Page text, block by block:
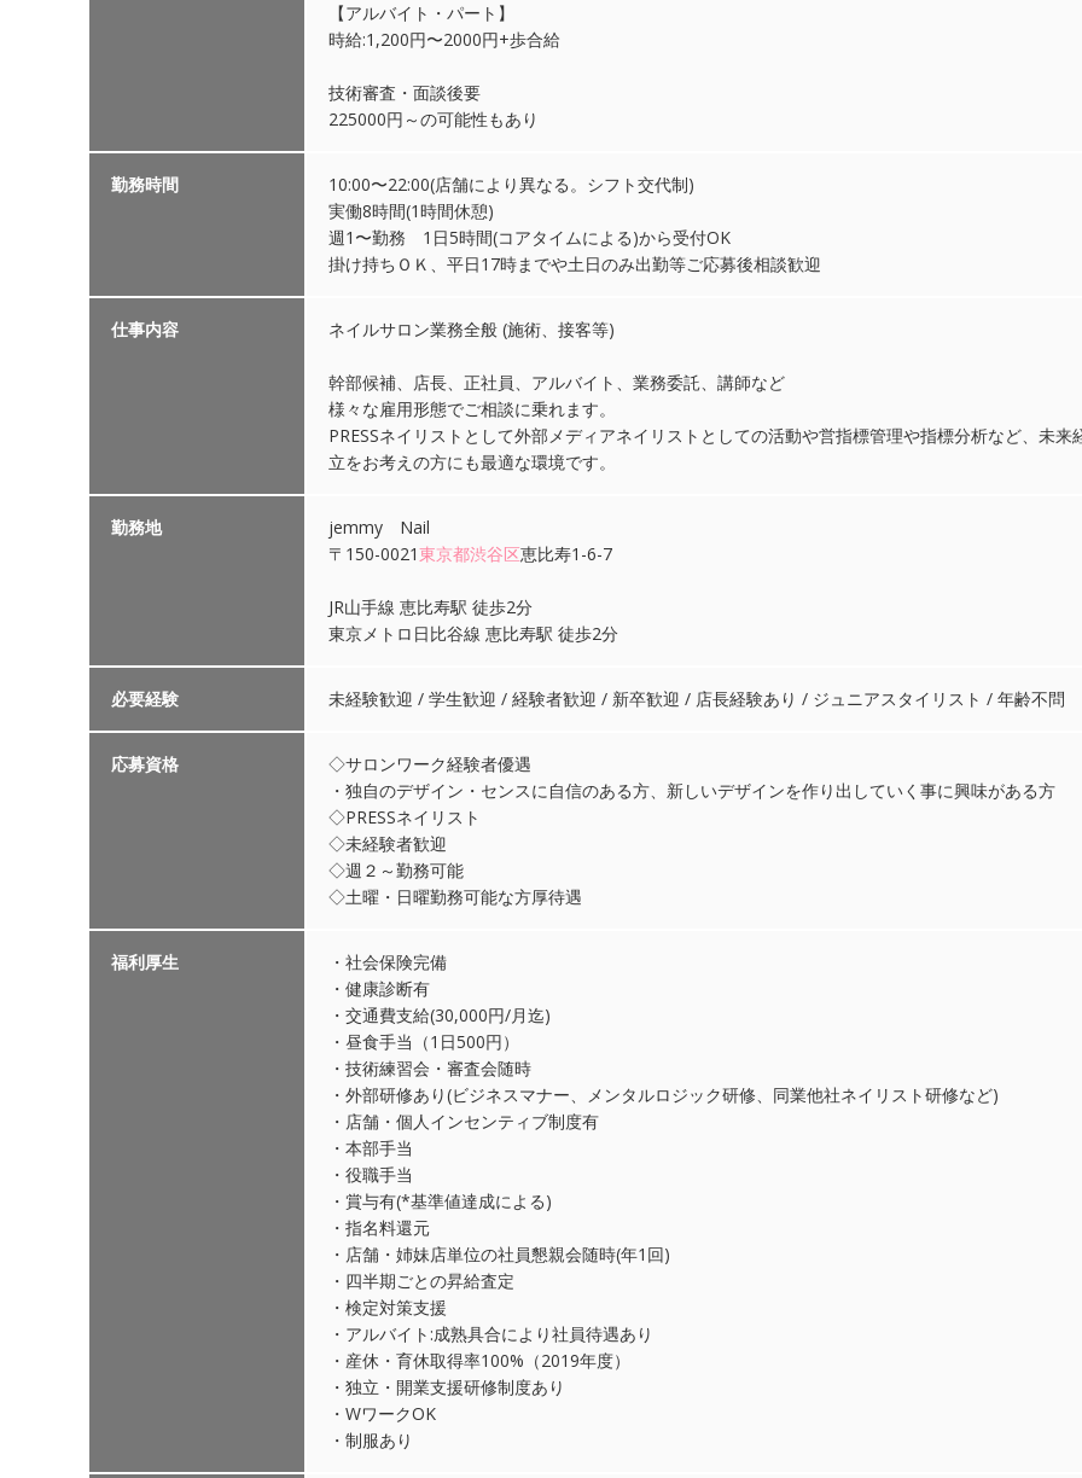
【アルバイト・パート】
時給:1,200円〜2000円+歩合給
技術審査・面談後要
225000円～の可能性もあり
勤務時間
10:00〜22:00(店舗により異なる。シフト交代制)
実働8時間(1時間休憩)
週1〜勤務 1日5時間(コアタイムによる)から受付OK
掛け持ちＯＫ、平日17時までや土日のみ出勤等ご応募後相談歓迎
仕事内容 ネイルサロン業務全般 (施術、接客等)
幹部候補、店長、正社員、アルバイト、業務委託、講師など
様々な雇用形態でご相談に乗れます。
PRESSネイリストとして外部メディアネイリストとしての活動や営指標管理や指標分析など、未来
立をお考えの方にも最適な環境です。
勤務地
jemmy Nail
〒150-0021東京都渋谷区恵比寿1-6-7
JR山手線 恵比寿駅 徒歩2分
東京メトロ日比谷線 恵比寿駅 徒歩2分
必要経験 未経験歓迎 / 学生歓迎 / 経験者歓迎 / 新卒歓迎 / 店長経験あり / ジュニアスタイリスト / 年齢不問
応募資格
◇サロンワーク経験者優遇
・独自のデザイン・センスに自信のある方、新しいデザインを作り出していく事に興味がある方
◇PRESSネイリスト
◇未経験者歓迎
◇週２～勤務可能
◇土曜・日曜勤務可能な方厚待遇
福利厚生
・社会保険完備
・健康診断有
・交通費支給(30,000円/月迄)
・昼食手当（1日500円）
・技術練習会・審査会随時
・外部研修あり(ビジネスマナー、メンタルロジック研修、同業他社ネイリスト研修など)
・店舗・個人インセンティブ制度有
・本部手当
・役職手当
・賞与有(*基準値達成による)
・指名料還元
・店舗・姉妹店単位の社員懇親会随時(年1回)
・四半期ごとの昇給査定
・検定対策支援
・アルバイト:成熟具合により社員待遇あり
・産休・育休取得率100%（2019年度）
・独立・開業支援研修制度あり
・WワークOK
・制服あり